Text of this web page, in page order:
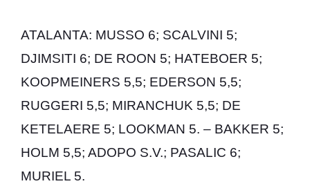
ATALANTA: MUSSO 6; SCALVINI 5;
DJIMSITI 6; DE ROON 5; HATEBOER 5;
KOOPMEINERS 5,5; EDERSON 5,5;
RUGGERI 5,5; MIRANCHUK 5,5; DE
KETELAERE 5; LOOKMAN 5. – BAKKER 5;
HOLM 5,5; ADOPO S.V.; PASALIC 6;
MURIEL 5.